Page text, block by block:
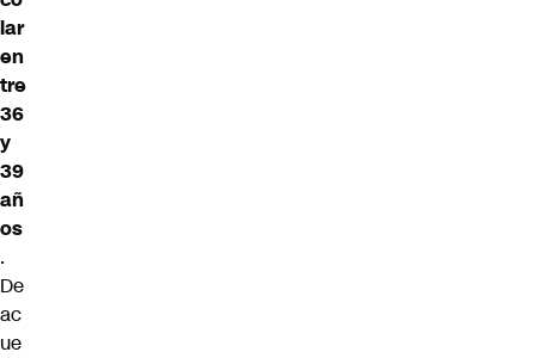
lar
en
tre
36
y
39
añ
os
.
De
ac
ue